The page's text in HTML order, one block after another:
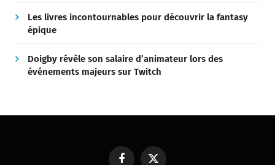
Les livres incontournables pour découvrir la fantasy
épique
Doigby révèle son salaire d’animateur lors des
événements majeurs sur Twitch